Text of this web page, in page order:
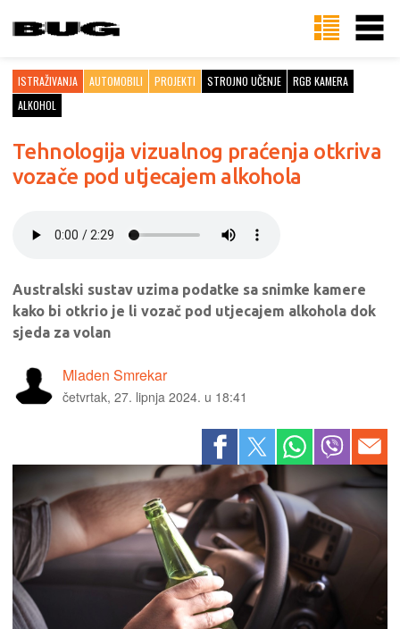
ISTRAŽIVANJA AUTOMOBILI PROJEKTI STROJNO UČENJE
RGB KAMERA
ALKOHOL
Tehnologija vizualnog praćenja otkriva
vozače pod utjecajem alkohola
Australski sustav uzima podatke sa snimke kamere
kako bi otkrio je li vozač pod utjecajem alkohola dok
sjeda za volan
Mladen Smrekar
četvrtak, 27. lipnja 2024. u 18:41